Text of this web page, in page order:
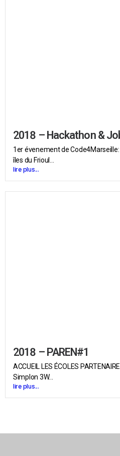
2018 – Hackathon &
1er évenement de
îles du Frioul...
lire plus...
2018 – PAREN#1
ACCUEIL LES ÉCOLES
Simplon 3W...
lire plus...